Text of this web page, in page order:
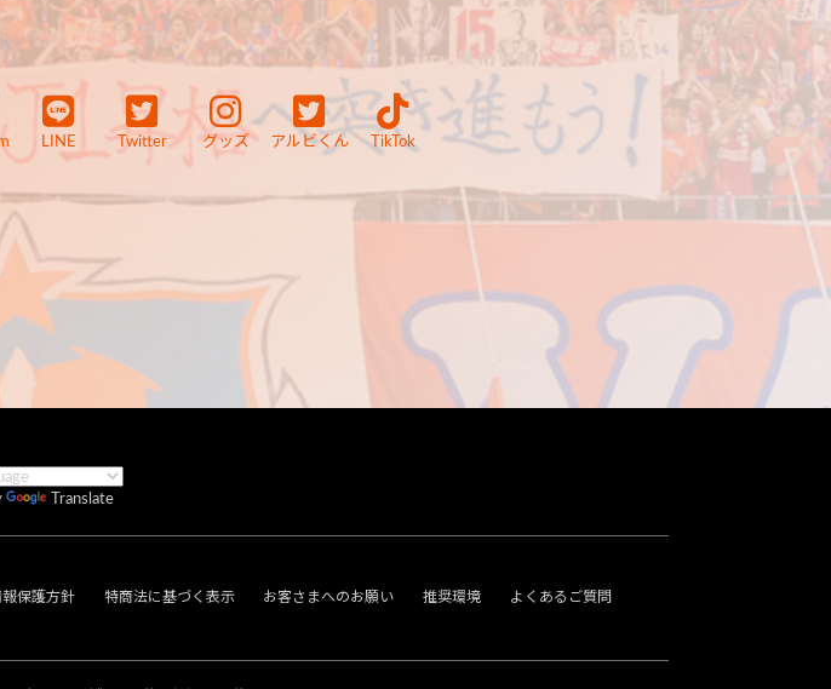
LINE Twitter グッズ アルビくん TikTok
Translate
保護方針 特商法に基づく表示 お客さまへのお願い 推奨環境 よくあるご質問